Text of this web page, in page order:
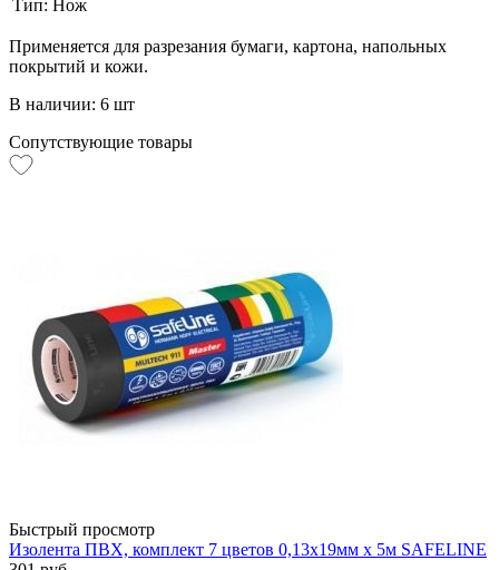
Тип: Нож
Применяется для разрезания бумаги, картона, напольных
покрытий и кожи.
В наличии: 6 шт
Сопутствующие товары
Быстрый просмотр
Изолента ПВХ, комплект 7 цветов 0,13х19мм х 5м SAFELINE